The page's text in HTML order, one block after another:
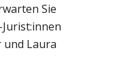
Sie
Laura